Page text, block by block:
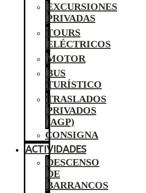
EXCURSIONES
PRIVADAS
TOURS
ELÉCTRICOS
MOTOR
BUS
TURÍSTICO
TRASLADOS
PRIVADOS
(AGP)
CONSIGNA
ACTIVIDADES
DESCENSO
DE
BARRANCOS